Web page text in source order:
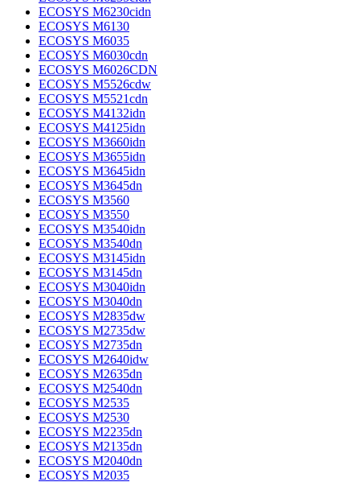
ECOSYS M6230cidn
ECOSYS M6130
ECOSYS M6035
ECOSYS M6030cdn
ECOSYS M6026CDN
ECOSYS M5526cdw
ECOSYS M5521cdn
ECOSYS M4132idn
ECOSYS M4125idn
ECOSYS M3660idn
ECOSYS M3655idn
ECOSYS M3645idn
ECOSYS M3645dn
ECOSYS M3560
ECOSYS M3550
ECOSYS M3540idn
ECOSYS M3540dn
ECOSYS M3145idn
ECOSYS M3145dn
ECOSYS M3040idn
ECOSYS M3040dn
ECOSYS M2835dw
ECOSYS M2735dw
ECOSYS M2735dn
ECOSYS M2640idw
ECOSYS M2635dn
ECOSYS M2540dn
ECOSYS M2535
ECOSYS M2530
ECOSYS M2235dn
ECOSYS M2135dn
ECOSYS M2040dn
ECOSYS M2035